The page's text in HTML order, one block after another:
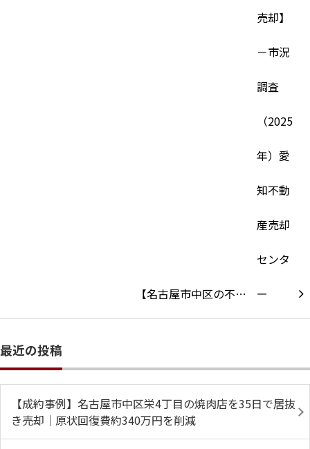
【名古屋市中区の不…
最近の投稿
【成約事例】名古屋市中区栄4丁目の焼肉店を35日で居抜
き売却｜原状回復費約340万円を削減